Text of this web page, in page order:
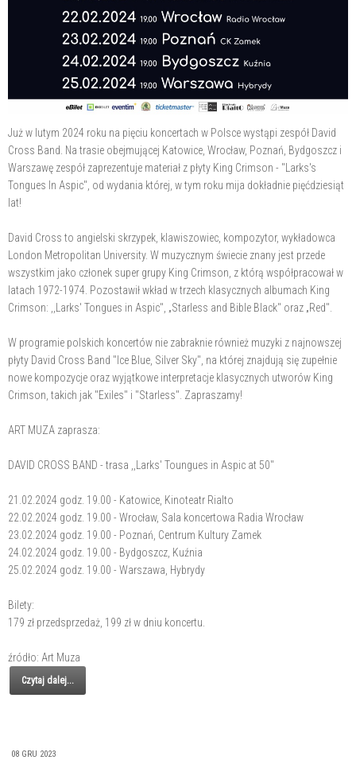
Już w lutym 2024 roku na pięciu koncertach w Polsce wystąpi zespół David
Cross Band. Na trasie obejmującej Katowice, Wrocław, Poznań, Bydgoszcz i
Warszawę zespół zaprezentuje materiał z płyty King Crimson - "Larks's
Tongues In Aspic", od wydania której, w tym roku mija dokładnie pięćdziesiąt
lat!
David Cross to angielski skrzypek, klawiszowiec, kompozytor, wykładowca
London Metropolitan University. W muzycznym świecie znany jest przede
wszystkim jako członek super grupy King Crimson, z którą współpracował w
latach 1972-1974. Pozostawił wkład w trzech klasycznych albumach King
Crimson: ,,Larks' Tongues in Aspic", „Starless and Bible Black" oraz „Red".
W programie polskich koncertów nie zabraknie również muzyki z najnowszej
płyty David Cross Band "Ice Blue, Silver Sky", na której znajdują się zupełnie
nowe kompozycje oraz wyjątkowe interpretacje klasycznych utworów King
Crimson, takich jak "Exiles" i "Starless". Zapraszamy!
ART MUZA zaprasza:
DAVID CROSS BAND - trasa ,,Larks' Toungues in Aspic at 50''
21.02.2024 godz. 19.00 - Katowice, Kinoteatr Rialto
22.02.2024 godz. 19.00 - Wrocław, Sala koncertowa Radia Wrocław
23.02.2024 godz. 19.00 - Poznań, Centrum Kultury Zamek
24.02.2024 godz. 19.00 - Bydgoszcz, Kuźnia
25.02.2024 godz. 19.00 - Warszawa, Hybrydy
Bilety:
179 zł przedsprzedaż, 199 zł w dniu koncertu.
źródło: Art Muza
Czytaj dalej...
08 GRU 2023